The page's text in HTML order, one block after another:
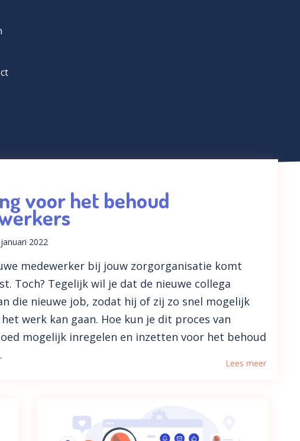
voor het behoud
2022
medewerker bij jouw zorgorganisatie komt
Toch? Tegelijk wil je dat de nieuwe collega
die nieuwe job, zodat hij of zij zo snel mogelijk
werk kan gaan. Hoe kun je dit proces van
mogelijk inregelen en inzetten voor het behoud
Lees meer